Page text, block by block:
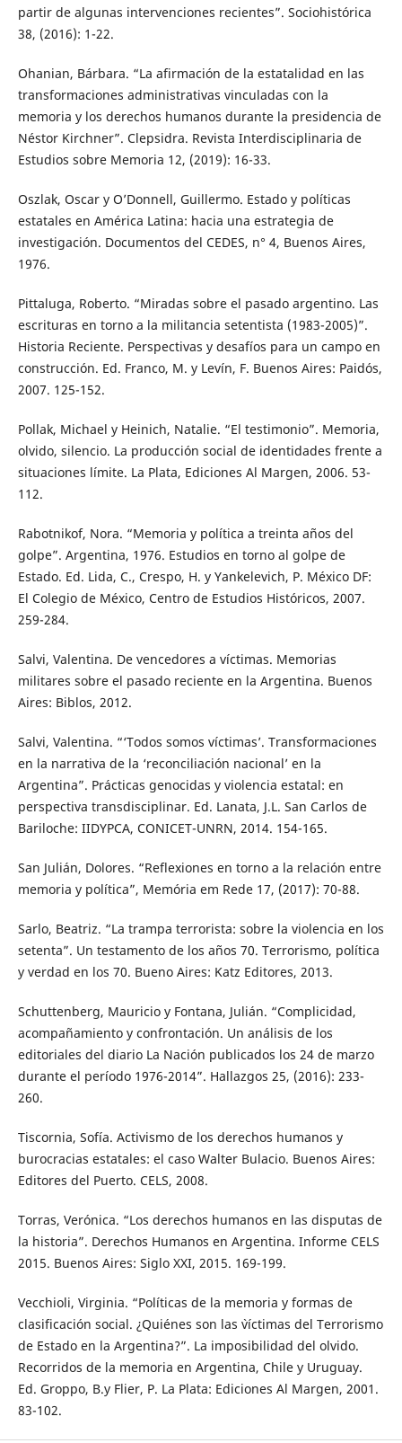
partir de algunas intervenciones recientes”. Sociohistórica
38, (2016): 1-22.
Ohanian, Bárbara. “La afirmación de la estatalidad en las
transformaciones administrativas vinculadas con la
memoria y los derechos humanos durante la presidencia de
Néstor Kirchner”. Clepsidra. Revista Interdisciplinaria de
Estudios sobre Memoria 12, (2019): 16-33.
Oszlak, Oscar y O’Donnell, Guillermo. Estado y políticas
estatales en América Latina: hacia una estrategia de
investigación. Documentos del CEDES, n° 4, Buenos Aires,
1976.
Pittaluga, Roberto. “Miradas sobre el pasado argentino. Las
escrituras en torno a la militancia setentista (1983-2005)”.
Historia Reciente. Perspectivas y desafíos para un campo en
construcción. Ed. Franco, M. y Levín, F. Buenos Aires: Paidós,
2007. 125-152.
Pollak, Michael y Heinich, Natalie. “El testimonio”. Memoria,
olvido, silencio. La producción social de identidades frente a
situaciones límite. La Plata, Ediciones Al Margen, 2006. 53-
112.
Rabotnikof, Nora. “Memoria y política a treinta años del
golpe”. Argentina, 1976. Estudios en torno al golpe de
Estado. Ed. Lida, C., Crespo, H. y Yankelevich, P. México DF:
El Colegio de México, Centro de Estudios Históricos, 2007.
259-284.
Salvi, Valentina. De vencedores a víctimas. Memorias
militares sobre el pasado reciente en la Argentina. Buenos
Aires: Biblos, 2012.
Salvi, Valentina. “‘Todos somos víctimas’. Transformaciones
en la narrativa de la ‘reconciliación nacional’ en la
Argentina”. Prácticas genocidas y violencia estatal: en
perspectiva transdisciplinar. Ed. Lanata, J.L. San Carlos de
Bariloche: IIDYPCA, CONICET-UNRN, 2014. 154-165.
San Julián, Dolores. “Reflexiones en torno a la relación entre
memoria y política”, Memória em Rede 17, (2017): 70-88.
Sarlo, Beatriz. “La trampa terrorista: sobre la violencia en los
setenta”. Un testamento de los años 70. Terrorismo, política
y verdad en los 70. Bueno Aires: Katz Editores, 2013.
Schuttenberg, Mauricio y Fontana, Julián. “Complicidad,
acompañamiento y confrontación. Un análisis de los
editoriales del diario La Nación publicados los 24 de marzo
durante el período 1976-2014”. Hallazgos 25, (2016): 233-
260.
Tiscornia, Sofía. Activismo de los derechos humanos y
burocracias estatales: el caso Walter Bulacio. Buenos Aires:
Editores del Puerto. CELS, 2008.
Torras, Verónica. “Los derechos humanos en las disputas de
la historia”. Derechos Humanos en Argentina. Informe CELS
2015. Buenos Aires: Siglo XXI, 2015. 169-199.
Vecchioli, Virginia. “Políticas de la memoria y formas de
clasificación social. ¿Quiénes son las `víctimas del Terrorismo
de Estado en la Argentina?”. La imposibilidad del olvido.
Recorridos de la memoria en Argentina, Chile y Uruguay.
Ed. Groppo, B.y Flier, P. La Plata: Ediciones Al Margen, 2001.
83-102.